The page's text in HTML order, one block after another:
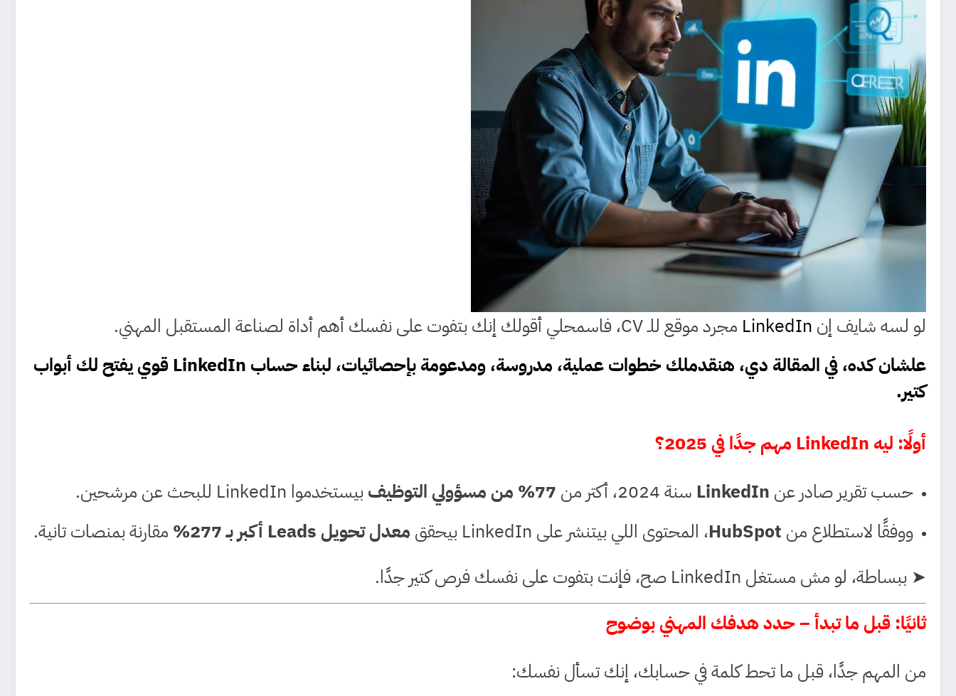
لو لسه شايف إن LinkedIn مجرد موقع للـ CV، فاسمحلي أقولك إنك بتفوت على نفسك أهم أداة لصناعة المستقبل المهني.
علشان كده، في المقالة دي
، هنقدملك خطوات عملية، مدروسة، ومدعومة بإحصائيات، لبناء حساب LinkedIn قوي يفتح لك أبواب
كتير.
أولًا: ليه LinkedIn مهم جدًا في 2025؟
حسب تقرير صادر عن LinkedIn سنة 2024، أكتر من 77% من مسؤولي التوظيف
بيستخدموا LinkedIn للبحث عن مرشحين.
ووفقًا لاستطلاع من HubSpot، المحتوى اللي بيتنشر على LinkedIn بيحقق معدل تحويل Leads أكبر بـ 277%
مقارنة بمنصات تانية.
➤ ببساطة، لو مش مستغل LinkedIn صح، فإنت بتفوت على نفسك فرص كتير جدًا.
ثانيًا: قبل ما تبدأ – حدد هدفك المهني بوضوح
من المهم جدًا، قبل ما تحط كلمة في حسابك، إنك تسأل نفسك: